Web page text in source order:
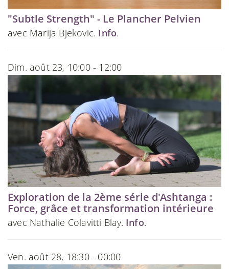
"Subtle Strength" - Le Plancher Pelvien
avec Marija Bjekovic. Info.
Dim. août 23, 10:00 - 12:00
Exploration de la 2ème série d'Ashtanga :
Force, grâce et transformation intérieure
avec Nathalie Colavitti Blay. Info.
Ven. août 28, 18:30 - 00:00